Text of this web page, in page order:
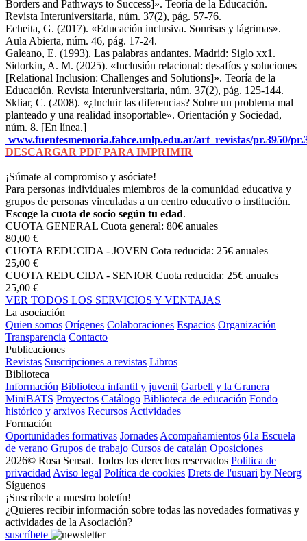
Borders and Pathways to Success]». Teoría de la Educación.
Revista Interuniversitaria, núm. 37(2), pág. 57-76.
Echeita, G. (2017). «Educación inclusiva. Sonrisas y lágrimas».
Aula Abierta, núm. 46, pág. 17-24.
Galeano, E. (1993). Las palabras andantes. Madrid: Siglo xx1.
Sidorkin, A. M. (2025). «Inclusión relacional: desafíos y soluciones
[Relational Inclusion: Challenges and Solutions]». Teoría de la
Educación. Revista Interuniversitaria, núm. 37(2), pág. 125-144.
Skliar, C. (2008). «¿Incluir las diferencias? Sobre un problema mal
planteado y una realidad insoportable». Orientación y Sociedad,
núm. 8. [En línea.]
www.fuentesmemoria.fahce.unlp.edu.ar/art_revistas/pr.3950/
DESCARGAR PDF PARA IMPRIMIR
¡Súmate al compromiso y asóciate!
Para personas individuales miembros de la comunidad educativa y
grupos de personas vinculadas a un centro educativo o institución.
Escoge la cuota de socio según tu edad.
CUOTA GENERAL Cuota general: 80€ anuales
80,00 €
CUOTA REDUCIDA - JOVEN Cota reducida: 25€ anuales
25,00 €
CUOTA REDUCIDA - SENIOR Cuota reducida: 25€ anuales
25,00 €
VER TODOS LOS SERVICIOS Y VENTAJAS
La asociación
Quien somos Orígenes Colaboraciones Espacios Organización
Transparencia Contacto
Publicaciones
Revistas Suscripciones a revistas Libros
Biblioteca
Información Biblioteca infantil y juvenil Garbell y la Granera
MiniBATS Proyectos Catálogo Biblioteca de educación Fondo
histórico y arxivos Recursos Actividades
Formación
Oportunidades formativas Jornades Acompañamientos 61a Escuela
de verano Grupos de trabajo Cursos de catalán Oposiciones
2026© Rosa Sensat. Todos los derechos reservados Politica de
privacidad Aviso legal Política de cookies Drets de l'usuari by Neorg
Síguenos
¡Suscríbete a nuestro boletín!
¿Quieres recibir información sobre todas las novedades formativas y
actividades de la Asociación?
suscríbete